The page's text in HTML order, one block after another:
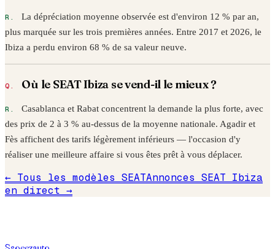
La dépréciation moyenne observée est d'environ 12 % par an,
plus marquée sur les trois premières années. Entre 2017 et 2026, le
Ibiza a perdu environ 68 % de sa valeur neuve.
Où le SEATIbiza se vend-il le mieux ?
Casablanca et Rabat concentrent la demande la plus forte, avec
des prix de 2 à 3 % au-dessus de la moyenne nationale. Agadir et
Fès affichent des tarifs légèrement inférieurs — l'occasion d'y
réaliser une meilleure affaire si vous êtes prêt à vous déplacer.
← Tous les modèles SEATAnnonces SEAT Ibiza
en direct →